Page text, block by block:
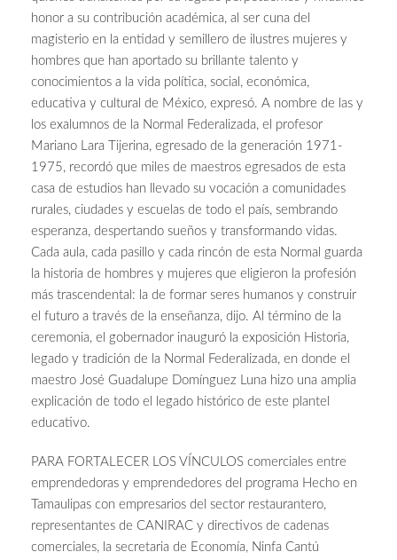
honor a su contribución académica, al ser cuna del
magisterio en la entidad y semillero de ilustres mujeres y
hombres que han aportado su brillante talento y
conocimientos a la vida política, social, económica,
educativa y cultural de México, expresó. A nombre de las y
los exalumnos de la Normal Federalizada, el profesor
Mariano Lara Tijerina, egresado de la generación 1971-
1975, recordó que miles de maestros egresados de esta
casa de estudios han llevado su vocación a comunidades
rurales, ciudades y escuelas de todo el país, sembrando
esperanza, despertando sueños y transformando vidas.
Cada aula, cada pasillo y cada rincón de esta Normal guarda
la historia de hombres y mujeres que eligieron la profesión
más trascendental: la de formar seres humanos y construir
el futuro a través de la enseñanza, dijo. Al término de la
ceremonia, el gobernador inauguró la exposición Historia,
legado y tradición de la Normal Federalizada, en donde el
maestro José Guadalupe Domínguez Luna hizo una amplia
explicación de todo el legado histórico de este plantel
educativo.
PARA FORTALECER LOS VÍNCULOS comerciales entre
emprendedoras y emprendedores del programa Hecho en
Tamaulipas con empresarios del sector restaurantero,
representantes de CANIRAC y directivos de cadenas
comerciales, la secretaria de Economía, Ninfa Cantú